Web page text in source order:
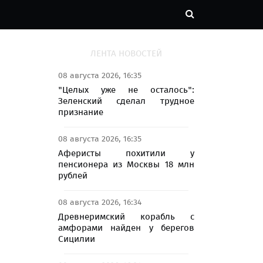
ЛЕНТА НОВОСТЕЙ
08 августа 2026, 16:35
"Целых уже не осталось":
Зеленский сделал трудное
признание
08 августа 2026, 16:35
Аферисты похитили у
пенсионера из Москвы 18 млн
рублей
08 августа 2026, 16:34
Древнеримский корабль с
амфорами найден у берегов
Сицилии